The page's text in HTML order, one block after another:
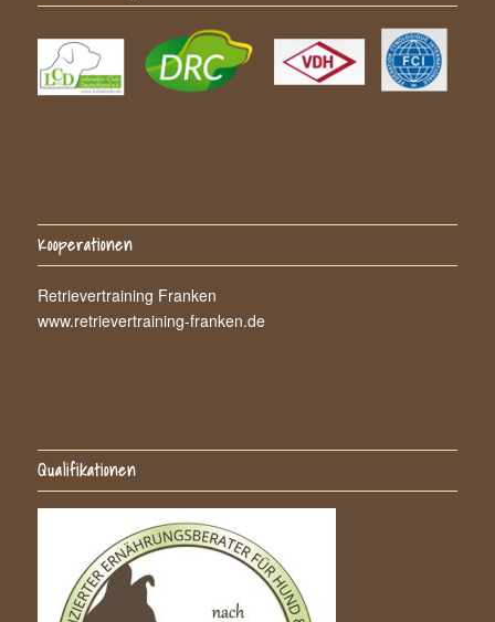
Kooperationen
Retrievertraining Franken
www.retrievertraining-franken.de
Qualifikationen